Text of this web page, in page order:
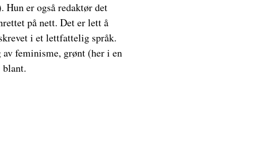
er også redaktør det
på nett. Det er lett å
i et lettfattelig språk.
feminisme, grønt (her i en